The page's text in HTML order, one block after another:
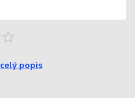
celý popis